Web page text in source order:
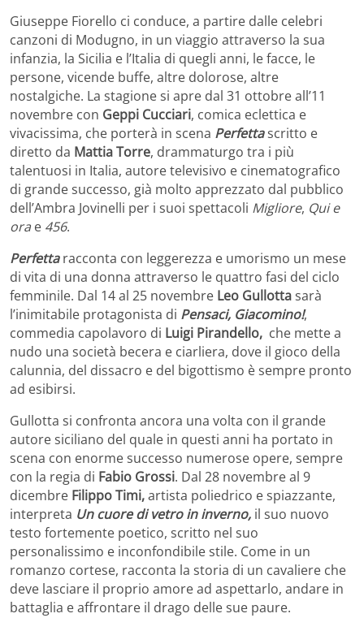
Giuseppe Fiorello ci conduce, a partire dalle celebri
canzoni di Modugno, in un viaggio attraverso la sua
infanzia, la Sicilia e l’Italia di quegli anni, le facce, le
persone, vicende buffe, altre dolorose, altre
nostalgiche. La stagione si apre dal 31 ottobre all’11
novembre con Geppi Cucciari, comica eclettica e
vivacissima, che porterà in scena Perfettascritto e
diretto da Mattia Torre, drammaturgo tra i più
talentuosi in Italia, autore televisivo e cinematografico
di grande successo, già molto apprezzato dal pubblico
dell’Ambra Jovinelli per i suoi spettacoli Migliore, Qui e
ora e 456.
Perfettaracconta con leggerezza e umorismo un mese
di vita di una donna attraverso le quattro fasi del ciclo
femminile. Dal 14 al 25 novembre Leo Gullottasarà
l’inimitabile protagonista di Pensaci, Giacomino!,
commedia capolavoro di Luigi Pirandello, che mette a
nudo una società becera e ciarliera, dove il gioco della
calunnia, del dissacro e del bigottismo è sempre pronto
ad esibirsi.
Gullotta si confronta ancora una volta con il grande
autore siciliano del quale in questi anni ha portato in
scena con enorme successo numerose opere, sempre
con la regia di Fabio Grossi. Dal 28 novembre al 9
dicembre Filippo Timi,artista poliedrico e spiazzante,
interpreta Un cuore di vetro in inverno, il suo nuovo
testo fortemente poetico, scritto nel suo
personalissimo e inconfondibile stile. Come in un
romanzo cortese, racconta la storia di un cavaliere che
deve lasciare il proprio amore ad aspettarlo, andare in
battaglia e affrontare il drago delle sue paure.